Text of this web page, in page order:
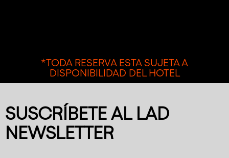
*TODA RESERVA ESTA SUJETA A
DISPONIBILIDAD DEL HOTEL
SUSCRÍBETE AL LAD
NEWSLETTER